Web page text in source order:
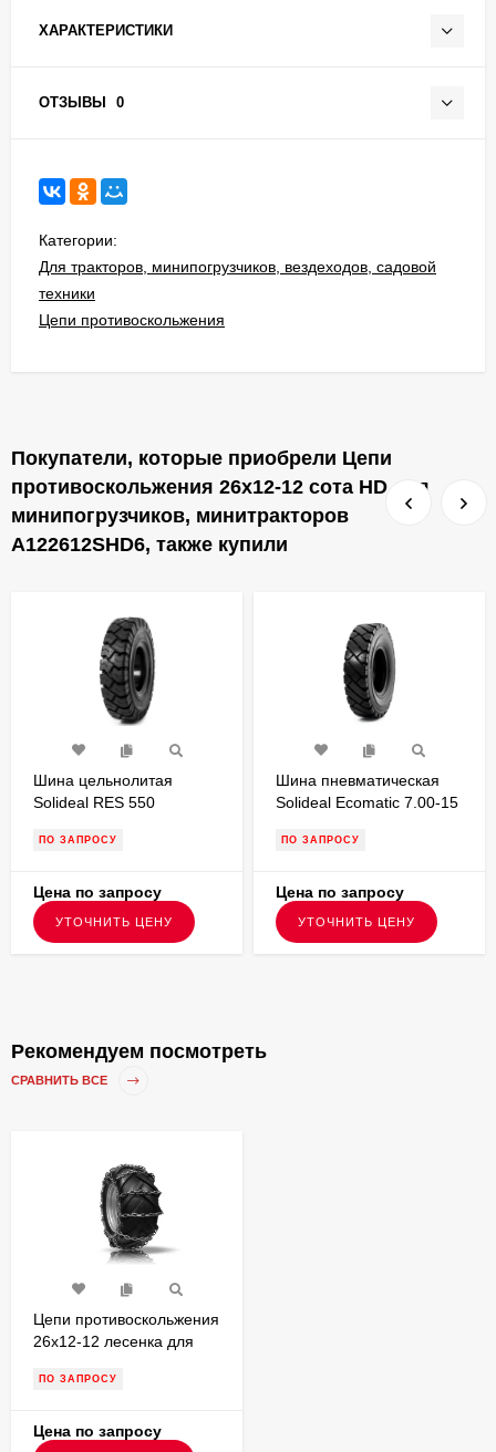
ХАРАКТЕРИСТИКИ
ОТЗЫВЫ 0
Категории:
Для тракторов, минипогрузчиков, вездеходов, садовой
техники
Цепи противоскольжения
Покупатели, которые приобрели Цепи
противоскольжения 26x12-12 сота HD для
минипогрузчиков, минитракторов
A122612SHD6, также купили
Шина цельнолитая
Solideal RES 550
бурта для вилочного
ПО ЗАПРОСУ
Цена по запросу
УТОЧНИТЬ ЦЕНУ
Шина пневматическая
Solideal Ecomatic 7.00-15
вилочного погрузчика
ПО ЗАПРОСУ
Цена по запросу
УТОЧНИТЬ ЦЕНУ
Рекомендуем посмотреть
СРАВНИТЬ ВСЕ
Цепи противоскольжения
26x12-12 лесенка для
минитракторов
ПО ЗАПРОСУ
Цена по запросу